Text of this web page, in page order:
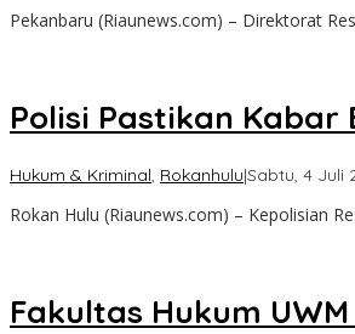
Pekanbaru (Riaunews.com) – Direktorat
Polisi Pastikan Kabar
Hukum & Kriminal, Rokanhulu|Sabtu, 4 Juli
Rokan Hulu (Riaunews.com) – Kepolisian
Fakultas Hukum